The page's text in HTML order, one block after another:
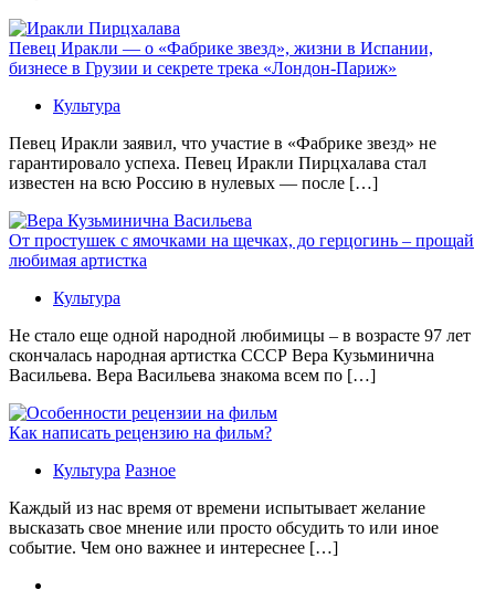
Певец Иракли — о «Фабрике звезд», жизни в Испании,
бизнесе в Грузии и секрете трека «Лондон-Париж»
Культура
Певец Иракли заявил, что участие в «Фабрике звезд» не
гарантировало успеха. Певец Иракли Пирцхалава стал
известен на всю Россию в нулевых — после […]
От простушек с ямочками на щечках, до герцогинь – прощай
любимая артистка
Культура
Не стало еще одной народной любимицы – в возрасте 97 лет
скончалась народная артистка СССР Вера Кузьминична
Васильева. Вера Васильева знакома всем по […]
Как написать рецензию на фильм?
Культура Разное
Каждый из нас время от времени испытывает желание
высказать свое мнение или просто обсудить то или иное
событие. Чем оно важнее и интереснее […]